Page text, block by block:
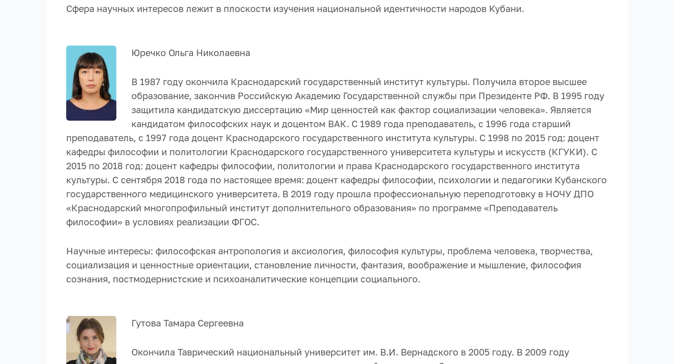
Сфера научных интересов лежит в плоскости изучения национальной идентичности народов Кубани.
Юречко Ольга Николаевна
В 1987 году окончила Краснодарский государственный институт культуры. Получила второе высшее
образование, закончив Российскую Академию Государственной службы при Президенте РФ. В 1995 году
защитила кандидатскую диссертацию «Мир ценностей как фактор социализации человека». Является
кандидатом философских наук и доцентом ВАК. С 1989 года преподаватель, с 1996 года старший
преподаватель, с 1997 года доцент Краснодарского государственного института культуры. С 1998 по 2015 год: доцент
кафедры философии и политологии Краснодарского государственного университета культуры и искусств (КГУКИ). С
2015 по 2018 год: доцент кафедры философии, политологии и права Краснодарского государственного института
культуры. С сентября 2018 года по настоящее время: доцент кафедры философии, психологии и педагогики Кубанского
государственного медицинского университета. В 2019 году прошла профессиональную переподготовку в НОЧУ ДПО
«Краснодарский многопрофильный институт дополнительного образования» по программе «Преподаватель
философии» в условиях реализации ФГОС.
Научные интересы: философская антропология и аксиология, философия культуры, проблема человека, творчества,
социализация и ценностные ориентации, становление личности, фантазия, воображение и мышление, философия
сознания, постмодернистские и психоаналитические концепции социального.
Гутова Тамара Сергеевна
Окончила Таврический национальный университет им. В.И. Вернадского в 2005 году. В 2009 году